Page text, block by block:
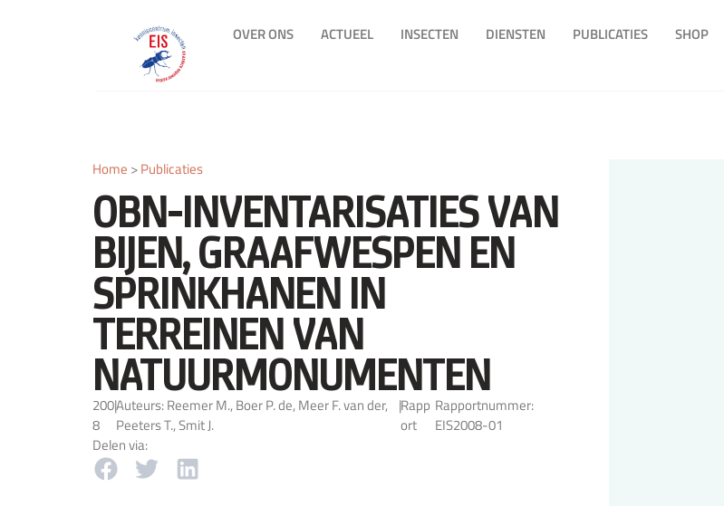
OVER ONS ACTUEEL INSECTEN DIENSTEN PUBLICATIES SHOP
Home >Publicaties
OBN-INVENTARISATIES VAN
BIJEN, GRAAFWESPEN EN
SPRINKHANEN IN
TERREINEN VAN
NATUURMONUMENTEN
200
8
|Auteurs: Reemer M., Boer P. de, Meer F. van der,
Peeters T., Smit J.
|Rapp
ort
Rapportnummer:
EIS2008-01
Delen via: